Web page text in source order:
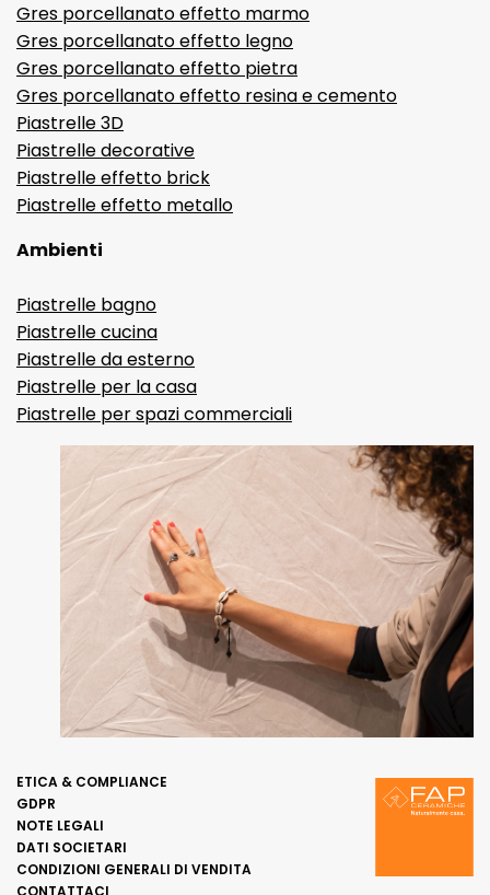
Gres porcellanato effetto marmo
Gres porcellanato effetto legno
Gres porcellanato effetto pietra
Gres porcellanato effetto resina e cemento
Piastrelle 3D
Piastrelle decorative
Piastrelle effetto brick
Piastrelle effetto metallo
Ambienti
Piastrelle bagno
Piastrelle cucina
Piastrelle da esterno
Piastrelle per la casa
Piastrelle per spazi commerciali
ETICA & COMPLIANCE
GDPR
NOTE LEGALI
DATI SOCIETARI
CONDIZIONI GENERALI DI VENDITA
CONTATTACI